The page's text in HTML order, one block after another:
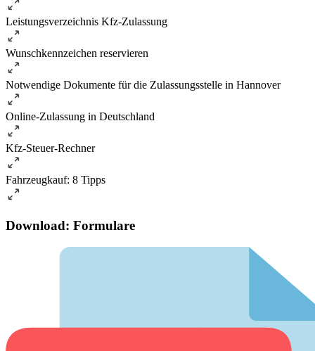
Leistungsverzeichnis Kfz-Zulassung
Wunschkennzeichen reservieren
Notwendige Dokumente für die Zulassungsstelle in Hannover
Online-Zulassung in Deutschland
Kfz-Steuer-Rechner
Fahrzeugkauf: 8 Tipps
Download: Formulare